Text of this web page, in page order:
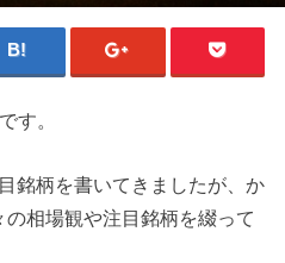
す。
銘柄を書いてきましたが、か
相場観や注目銘柄を綴って